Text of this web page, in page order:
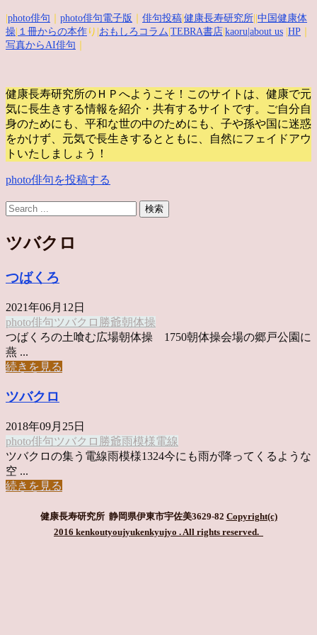
photo俳句 photo俳句電子版 俳句投稿 健康長寿研究所 中国健康体
操 １冊からの本作 り| おもしろコラム TEBRA書店 kaoru |about us HP
写真からAI俳句
健康長寿研究所のＨＰへようこそ！このサイトは、健康で元
気に長生きする情報を紹介・共有するサイトです。
ご自分自
身のためにも、平和な世の中のためにも、子や孫や国に迷惑
をかけず、元気で長生きするとともに、自然にフェイドアウ
トいたしましょう！
photo俳句を投稿する
ツバクロ
つばくろ
2021年06月12日
photo俳句ツバクロ 勝爺朝体操
つばくろの土喰む広場朝体操 1750朝体操会場の郷戸公園に
燕 ...
続きを見る
ツバクロ
2018年09月25日
photo俳句ツバクロ 勝爺雨模様電線
ツバクロの集う電線雨模様1324今にも雨が降ってくるような
空 ...
続きを見る
健康長寿研究所 静岡県伊東市宇佐美3629-82 Copyright(c)
2016 kenkoutyoujyukenkyujyo . All rights reserved.